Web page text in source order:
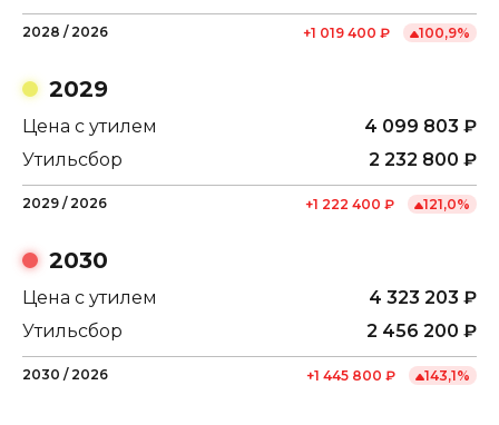
2028 / 2026 +1 019 400 ₽ 100,9%
2029
Цена с утилем 4 099 803 ₽
Утильсбор
2 232 800 ₽
2029 / 2026 +1 222 400 ₽ 121,0%
2030
Цена с утилем 4 323 203 ₽
Утильсбор
2 456 200 ₽
2030 / 2026 +1 445 800 ₽ 143,1%